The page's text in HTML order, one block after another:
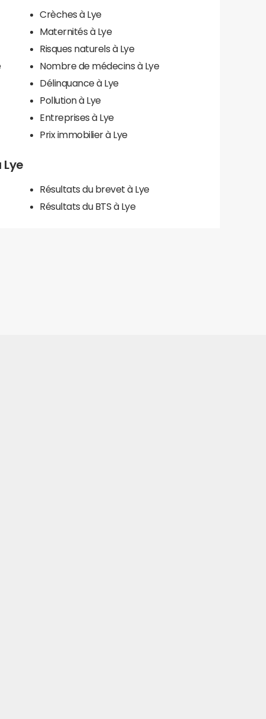
Crèches à Lye
Maternités à Lye
Risques naturels à Lye
Nombre de médecins à Lye
Délinquance à Lye
Pollution à Lye
Entreprises à Lye
Prix immobilier à Lye
Lye
Résultats du brevet à Lye
Résultats du BTS à Lye